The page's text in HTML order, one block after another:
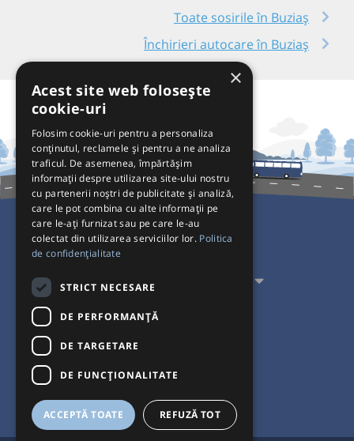
Toate sosirile în Buziaș
Închirieri autocare în Buziaș
Pentru Călători
Pentru Transportatori
Interacționăm
Acceptăm plăți cu
×
Acest site web folosește
cookie-uri
Folosim cookie-uri pentru a personaliza
conținutul, reclamele și pentru a ne analiza
traficul. De asemenea, împărtășim
informații despre utilizarea site-ului nostru
cu partenerii noștri de publicitate și analiză,
care le pot combina cu alte informații pe
care le-ați furnizat sau pe care le-au
colectat din utilizarea serviciilor lor. Politica
de confidențialitate
STRICT NECESARE
DE PERFORMANȚĂ
DE TARGETARE
DE FUNCŢIONALITATE
ACCEPTĂ TOATE REFUZĂ TOT